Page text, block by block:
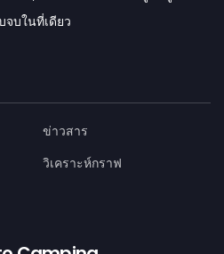
บในที่เดียว
ข่าวสาร
วิเคราะห์กราฟ